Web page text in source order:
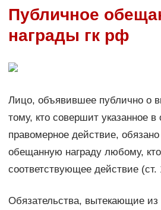
Публичное
награды гк рф
Лицо, объявившее публично о
тому, кто совершит указанное
правомерное действие,
обещанную награду любому,
соответствующее действие
Обязательства, вытекающие из